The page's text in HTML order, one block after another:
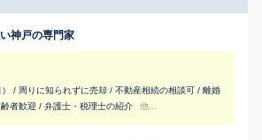
神戸の専門家
/ 周りに知られずに売却 / 不動産相続の相談可 / 離婚
者歓迎 / 弁護士・税理士の紹介
他...